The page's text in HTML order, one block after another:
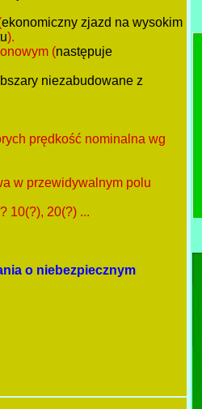
ekonomiczny zjazd na wysokim
).
(następuje
niezabudowane z
prędkość nominalna wg
w przewidywalnym polu
10(?), 20(?) ...
o niebezpiecznym